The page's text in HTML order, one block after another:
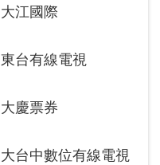
大江國際
東台有線電視
大慶票券
大台中數位有線電視